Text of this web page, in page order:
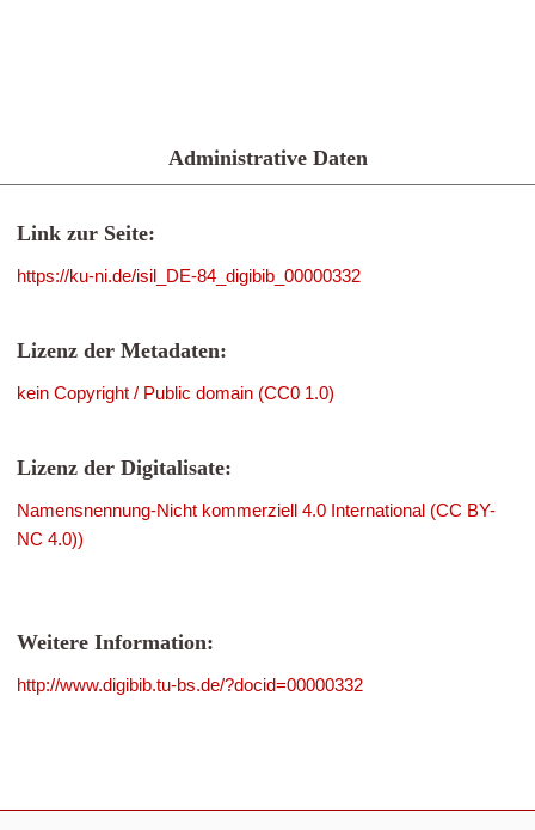
Administrative Daten
Link zur Seite:
https://ku-ni.de/isil_DE-84_digibib_00000332
Lizenz der Metadaten:
kein Copyright / Public domain (CC0 1.0)
Lizenz der Digitalisate:
Namensnennung-Nicht kommerziell 4.0 International (CC BY-
NC 4.0))
Weitere Information:
http://www.digibib.tu-bs.de/?docid=00000332